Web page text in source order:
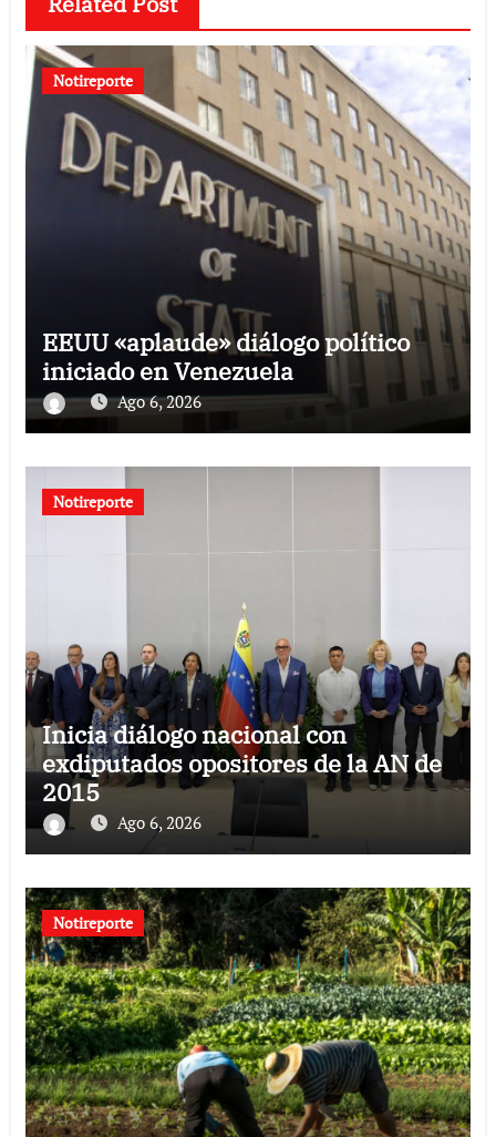
Notireporte
EEUU «aplaude» diálogo político
iniciado en Venezuela
Ago 6, 2026
Notireporte
Inicia diálogo nacional con
exdiputados opositores de la AN de
2015
Ago 6, 2026
Notireporte